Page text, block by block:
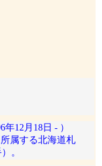
12月18日 - ）
属する北海道札
。